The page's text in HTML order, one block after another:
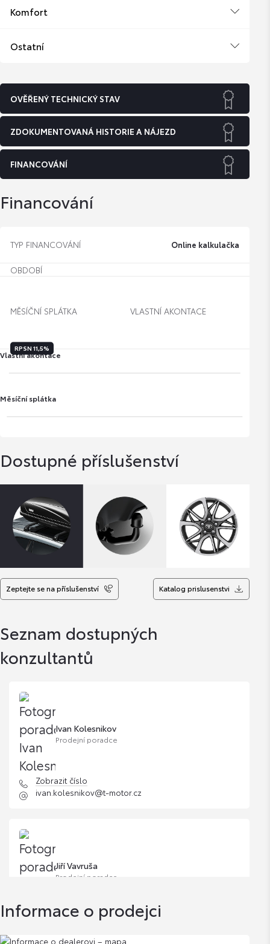
Komfort
Ostatní
OVĚŘENÝ TECHNICKÝ STAV
ZDOKUMENTOVANÁ HISTORIE A NÁJEZD
FINANCOVÁNÍ
Financování
TYP FINANCOVÁNÍ Online kalkulačka
OBDOBÍ
RPSN11,5%
MĚSÍČNÍ SPLÁTKA VLASTNÍ AKONTACE
Vlastní akontace
Měsíční splátka
Dostupné příslušenství
Zeptejte se na příslušenství Katalog prislusenstvi
Seznam dostupných
konzultantů
Ivan Kolesnikov
Prodejní poradce
Zobrazit číslo
ivan.kolesnikov@t-motor.cz
Jiří Vavruša
Prodejní poradce
Zobrazit číslo
Informace o prodejci